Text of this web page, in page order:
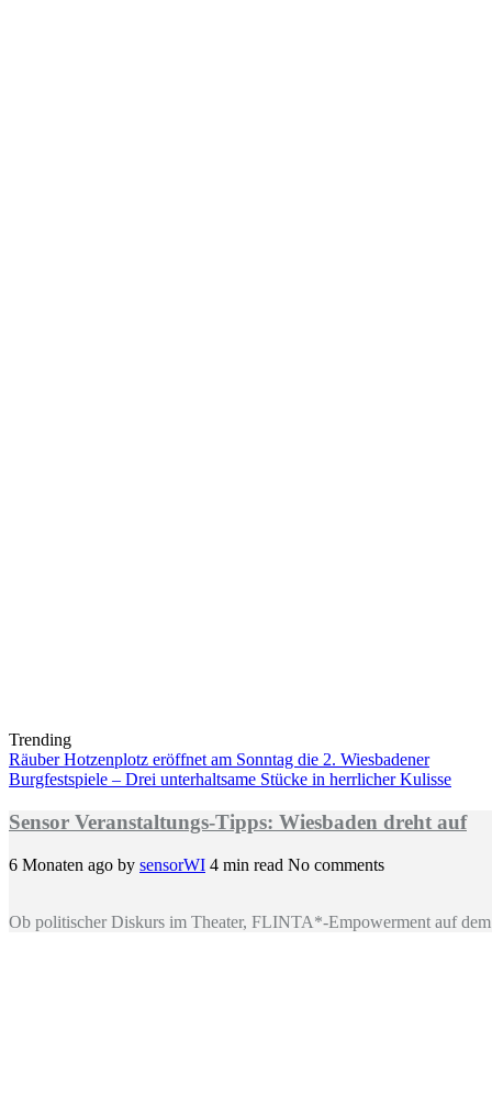
Trending
Räuber Hotzenplotz eröffnet am Sonntag die 2. Wiesbadener
Burgfestspiele – Drei unterhaltsame Stücke in herrlicher Kulisse
Sensor Veranstaltungs-Tipps: Wiesbaden dreht auf
6 Monaten ago by sensorWI 4 min read No comments
Ob politischer Diskurs im Theater, FLINTA*-Empowerment auf